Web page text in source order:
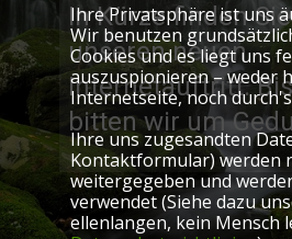
In Kürze finden
unseren neuen
Internetauftritt.
bitten wir um
I​hre Privatsphäre ist uns
Wir benutzen
Cookies und es liegt uns
auszuspionieren – weder
Internetseite, noch
Ihre uns zugesandten
Kontaktformular) werden
weitergegeben und
verwendet (Siehe dazu
ellenlangen, kein Mensch